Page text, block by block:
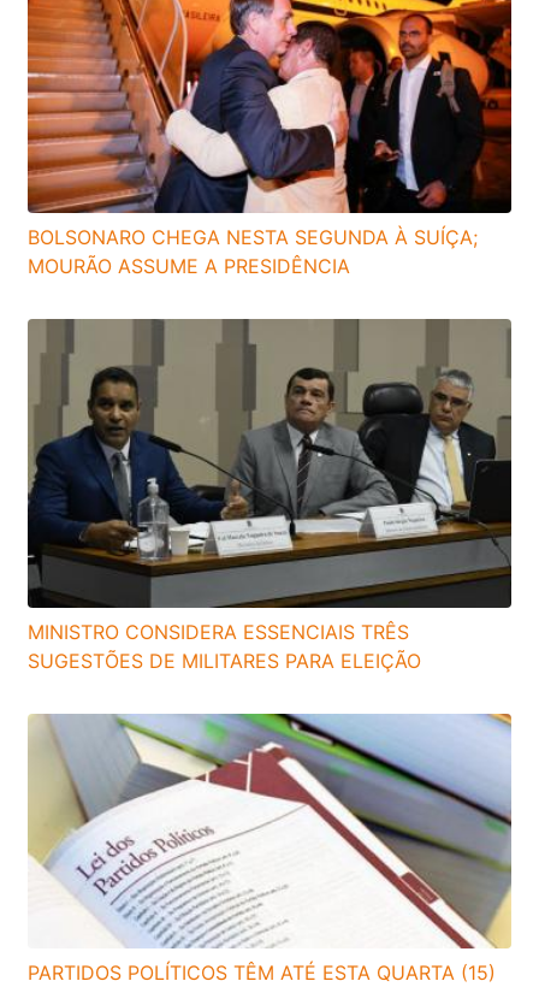
BOLSONARO CHEGA NESTA SEGUNDA À SUÍÇA;
MOURÃO ASSUME A PRESIDÊNCIA
MINISTRO CONSIDERA ESSENCIAIS TRÊS
SUGESTÕES DE MILITARES PARA ELEIÇÃO
PARTIDOS POLÍTICOS TÊM ATÉ ESTA QUARTA (15)